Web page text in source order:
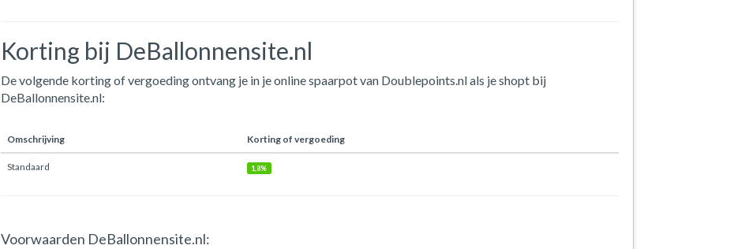
Korting bij DeBallonnensite.nl
De volgende korting of vergoeding ontvang je in je online spaarpot van Doublepoints.nl als je shopt bij
DeBallonnensite.nl:
Omschrijving Korting of vergoeding
Standaard 1,8%
Voorwaarden DeBallonnensite.nl: